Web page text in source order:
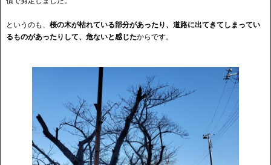
というのも、 桜の木が枯れている部分があったり、道路に出てきてしまってい
るものがあったりして、危ないと感じたからです。